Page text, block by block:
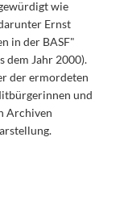
wie
Ernst
in der BASF"
dem Jahr 2000).
der ermordeten
und
Archiven